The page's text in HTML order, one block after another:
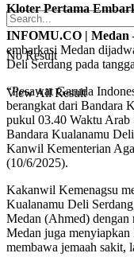
No Result
View All Result
Kloter Pertama
INFOMU.CO | Medan
embarkasi Medan
Deli Serdang pada
“Pesawat Garuda
berangkat dari Bandara
pukul 03.40 Waktu Arab
Bandara Kualanamu
Kanwil Kementerian
(10/6/2025).
Kakanwil Kemenagsu
Kualanamu Deli
Medan (Ahmed) dengan
Medan juga
membawa jemaah sakit,